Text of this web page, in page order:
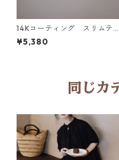
14Kコーティング スリムティ
アードリング N RIN005
¥5,380
同じカ